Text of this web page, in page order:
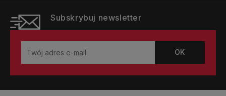
Subskrybuj newsletter